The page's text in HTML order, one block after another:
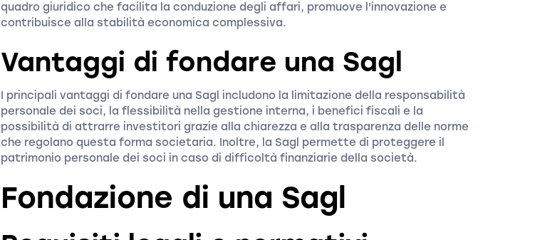
quadro giuridico che facilita la conduzione degli affari, promuove l'innovazione e
contribuisce alla stabilità economica complessiva.
Vantaggi di fondare una Sagl
I principali vantaggi di fondare una Sagl includono la limitazione della responsabilità
personale dei soci, la flessibilità nella gestione interna, i benefici fiscali e la
possibilità di attrarre investitori grazie alla chiarezza e alla trasparenza delle norme
che regolano questa forma societaria. Inoltre, la Sagl permette di proteggere il
patrimonio personale dei soci in caso di difficoltà finanziarie della società.
Fondazione di una Sagl